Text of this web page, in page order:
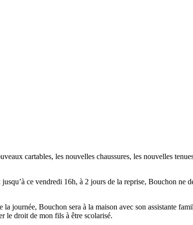
cartables, les nouvelles chaussures, les nouvelles
ce vendredi 16h, à 2 jours de la reprise, Bouchon ne
journée, Bouchon sera à la maison avec son assistante
le droit de mon fils à être scolarisé.